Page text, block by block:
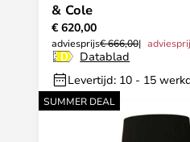
& Cole
€ 620,00
adviesprijs€ 666,00
Datablad
Levertijd: 10 - 15
SUMMER DEAL